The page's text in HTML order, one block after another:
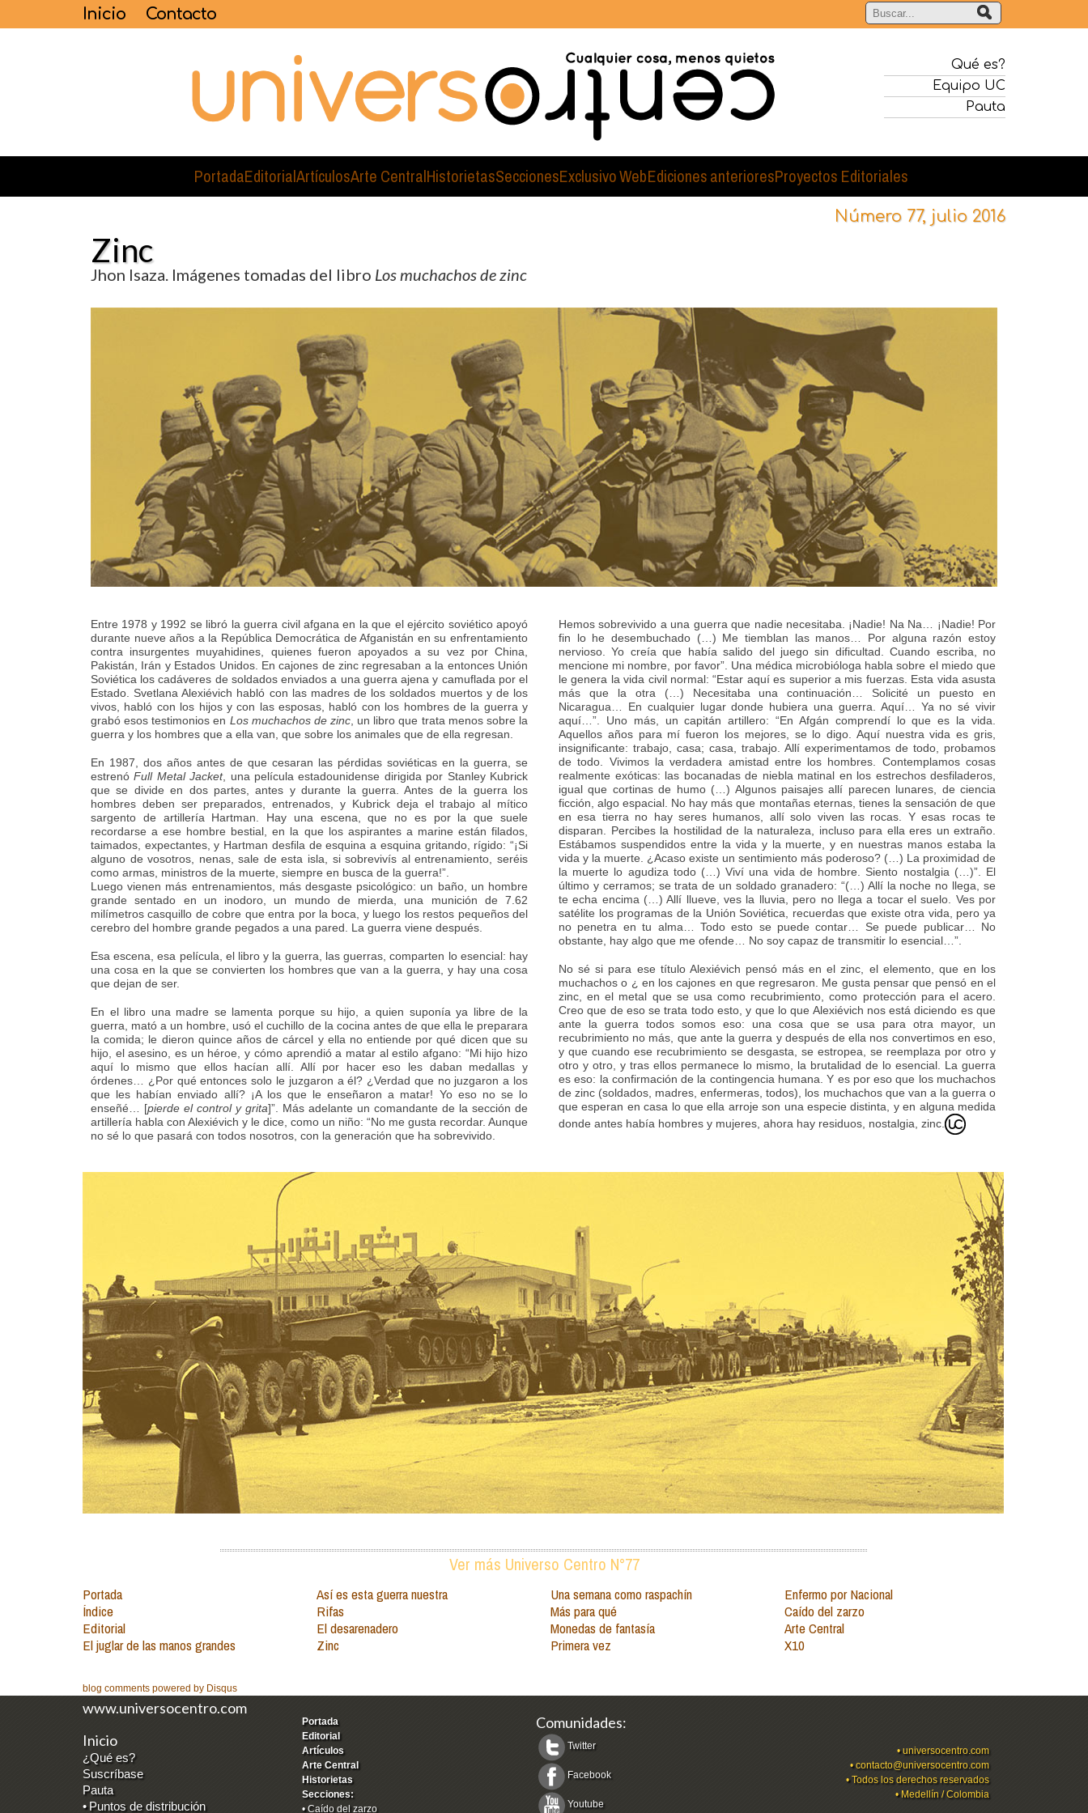
Inicio Contacto
Qué es?
Equipo UC
Pauta
PortadaEditorialArtículosArte CentralHistorietasSeccionesExclusivo WebEdiciones anterioresProyectos Editoriales
Número 77, julio 2016
Zinc
Jhon Isaza. Imágenes tomadas del libro Los muchachos de zinc
Entre 1978 y 1992 se libró la guerra civil afgana en la que el ejército soviético apoyó
durante nueve años a la República Democrática de Afganistán en su enfrentamiento
contra insurgentes muyahidines, quienes fueron apoyados a su vez por China,
Pakistán, Irán y Estados Unidos. En cajones de zinc regresaban a la entonces Unión
Soviética los cadáveres de soldados enviados a una guerra ajena y camuflada por el
Estado. Svetlana Alexiévich habló con las madres de los soldados muertos y de los
vivos, habló con los hijos y con las esposas, habló con los hombres de la guerra y
grabó esos testimonios en Los muchachos de zinc , un libro que trata menos sobre la
guerra y los hombres que a ella van, que sobre los animales que de ella regresan.
En 1987, dos años antes de que cesaran las pérdidas soviéticas en la guerra, se
estrenóFull Metal Jacket, una película estadounidense dirigida por Stanley Kubrick
que se divide en dos partes, antes y durante la guerra. Antes de la guerra los
hombres deben ser preparados, entrenados, y Kubrick deja el trabajo al mítico
sargento de artillería Hartman. Hay una escena, que no es por la que suele
recordarse a ese hombre bestial, en la que los aspirantes a marine están filados,
taimados, expectantes, y Hartman desfila de esquina a esquina gritando, rígido: “¡Si
alguno de vosotros, nenas, sale de esta isla, si sobrevivís al entrenamiento, seréis
como armas, ministros de la muerte, siempre en busca de la guerra!”.
Luego vienen más entrenamientos, más desgaste psicológico: un baño, un hombre
grande sentado en un inodoro, un mundo de mierda, una munición de 7.62
milímetros casquillo de cobre que entra por la boca, y luego los restos pequeños del
cerebro del hombre grande pegados a una pared. La guerra viene después.
Esa escena, esa película, el libro y la guerra, las guerras, comparten lo esencial: hay
una cosa en la que se convierten los hombres que van a la guerra, y hay una cosa
que dejan de ser.
En el libro una madre se lamenta porque su hijo, a quien suponía ya libre de la
guerra, mató a un hombre, usó el cuchillo de la cocina antes de que ella le preparara
la comida; le dieron quince años de cárcel y ella no entiende por qué dicen que su
hijo, el asesino, es un héroe, y cómo aprendió a matar al estilo afgano: “Mi hijo hizo
aquí lo mismo que ellos hacían allí. Allí por hacer eso les daban medallas y
órdenes… ¿Por qué entonces solo le juzgaron a él? ¿Verdad que no juzgaron a los
que les habían enviado allí? ¡A los que le enseñaron a matar! Yo eso no se lo
enseñé… [pierde el control y grita]”. Más adelante un comandante de la sección de
artillería habla con Alexiévich y le dice, como un niño: “No me gusta recordar. Aunque
no sé lo que pasará con todos nosotros, con la generación que ha sobrevivido.
Hemos sobrevivido a una guerra que nadie necesitaba. ¡Nadie! Na Na… ¡Nadie! Por
fin lo he desembuchado (…) Me tiemblan las manos… Por alguna razón estoy
nervioso. Yo creía que había salido del juego sin dificultad. Cuando escriba, no
mencione mi nombre, por favor”. Una médica microbióloga habla sobre el miedo que
le genera la vida civil normal: “Estar aquí es superior a mis fuerzas. Esta vida asusta
más que la otra (…) Necesitaba una continuación… Solicité un puesto en
Nicaragua… En cualquier lugar donde hubiera una guerra. Aquí… Ya no sé vivir
aquí…”. Uno más, un capitán artillero: “En Afgán comprendí lo que es la vida.
Aquellos años para mí fueron los mejores, se lo digo. Aquí nuestra vida es gris,
insignificante: trabajo, casa; casa, trabajo. Allí experimentamos de todo, probamos
de todo. Vivimos la verdadera amistad entre los hombres. Contemplamos cosas
realmente exóticas: las bocanadas de niebla matinal en los estrechos desfiladeros,
igual que cortinas de humo (…) Algunos paisajes allí parecen lunares, de ciencia
ficción, algo espacial. No hay más que montañas eternas, tienes la sensación de que
en esa tierra no hay seres humanos, allí solo viven las rocas. Y esas rocas te
disparan. Percibes la hostilidad de la naturaleza, incluso para ella eres un extraño.
Estábamos suspendidos entre la vida y la muerte, y en nuestras manos estaba la
vida y la muerte. ¿Acaso existe un sentimiento más poderoso? (…) La proximidad de
la muerte lo agudiza todo (…) Viví una vida de hombre. Siento nostalgia (…)”. El
último y cerramos; se trata de un soldado granadero: “(…) Allí la noche no llega, se
te echa encima (…) Allí llueve, ves la lluvia, pero no llega a tocar el suelo. Ves por
satélite los programas de la Unión Soviética, recuerdas que existe otra vida, pero ya
no penetra en tu alma… Todo esto se puede contar… Se puede publicar… No
obstante, hay algo que me ofende… No soy capaz de transmitir lo esencial…”.
No sé si para ese título Alexiévich pensó más en el zinc, el elemento, que en los
muchachos o ¿ en los cajones en que regresaron. Me gusta pensar que pensó en el
zinc, en el metal que se usa como recubrimiento, como protección para el acero.
Creo que de eso se trata todo esto, y que lo que Alexiévich nos está diciendo es que
ante la guerra todos somos eso: una cosa que se usa para otra mayor, un
recubrimiento no más, que ante la guerra y después de ella nos convertimos en eso,
y que cuando ese recubrimiento se desgasta, se estropea, se reemplaza por otro y
otro y otro, y tras ellos permanece lo mismo, la brutalidad de lo esencial. La guerra
es eso: la confirmación de la contingencia humana. Y es por eso que los muchachos
de zinc (soldados, madres, enfermeras, todos), los muchachos que van a la guerra o
que esperan en casa lo que ella arroje son una especie distinta, y en alguna medida
donde antes había hombres y mujeres, ahora hay residuos, nostalgia, zinc.
Ver más Universo Centro N°77
Portada
Índice
Editorial
El juglar de las manos grandes
Así es esta guerra nuestra
Rifas
El desarenadero
Zinc
Una semana como raspachín
Más para qué
Monedas de fantasía
Primera vez
Enfermo por Nacional
Caído del zarzo
Arte Central
X10
blog comments powered by Disqus
www.universocentro.com
Inicio
¿Qué es?
Suscríbase
Pauta
• Puntos de distribución
Portada
Editorial
Artículos
Arte Central
Historietas
Secciones:
•Caído del zarzo
Comunidades:
Twitter
Facebook
Youtube
•universocentro.com
•contacto@universocentro.com
• Todos los derechos reservados
• Medellín / Colombia